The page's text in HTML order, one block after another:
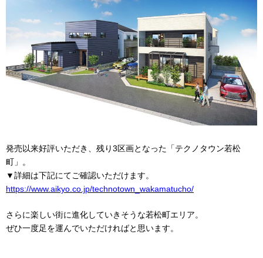
発売以来好評いただき、残り3区画となった「テクノタウン若松
町」。
▼詳細は下記にてご確認いただけます。
https://www.aikyo.co.jp/technotown_wakamatucho/
さらに楽しい街に進化していきそうな若松町エリア。
ぜひ一度足を運んでいただければと思います。